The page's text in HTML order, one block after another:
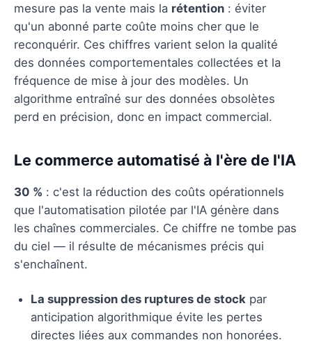
mesure pas la vente mais la rétention : éviter
qu'un abonné parte coûte moins cher que le
reconquérir. Ces chiffres varient selon la qualité
des données comportementales collectées et la
fréquence de mise à jour des modèles. Un
algorithme entraîné sur des données obsolètes
perd en précision, donc en impact commercial.
Le commerce automatisé à l'ère de l'IA
30 % : c'est la réduction des coûts opérationnels
que l'automatisation pilotée par l'IA génère dans
les chaînes commerciales. Ce chiffre ne tombe pas
du ciel — il résulte de mécanismes précis qui
s'enchaînent.
La suppression des ruptures de stock par
anticipation algorithmique évite les pertes
directes liées aux commandes non honorées.